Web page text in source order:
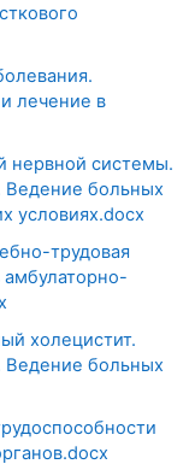
лечение в
нервной системы.
Ведение больных
условиях.docx
трудовая
холецистит.
Ведение больных